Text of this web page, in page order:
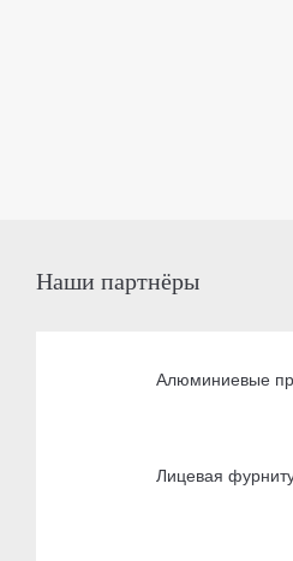
Наши партнёры
Алюминиевые
Лицевая